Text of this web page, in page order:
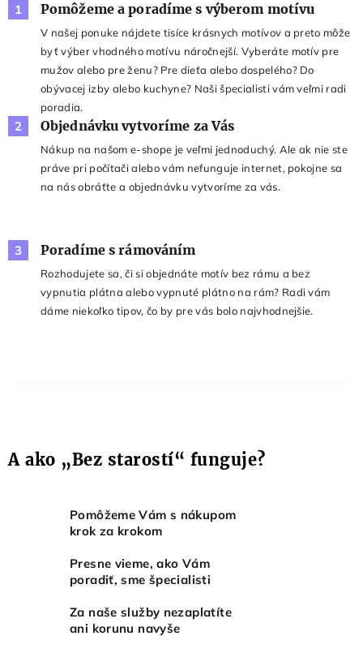
1 Pomôžeme a poradíme s výberom motívu
V našej ponuke nájdete tisíce krásnych motívov a preto môže
byť výber vhodného motívu náročnejší. Vyberáte motív pre
mužov alebo pre ženu? Pre dieťa alebo dospelého? Do
obývacej izby alebo kuchyne? Naši špecialisti vám veľmi radi
poradia.
2 Objednávku vytvoríme za Vás
Nákup na našom e-shope je veľmi jednoduchý. Ale ak nie ste
práve pri počítači alebo vám nefunguje internet, pokojne sa
na nás obráťte a objednávku vytvoríme za vás.
3 Poradíme s rámováním
Rozhodujete sa, či si objednáte motív bez rámu a bez
vypnutia plátna alebo vypnuté plátno na rám? Radi vám
dáme niekoľko tipov, čo by pre vás bolo najvhodnejšie.
A ako „Bez starostí“ funguje?
Pomôžeme Vám s nákupom
krok za krokom
Presne vieme, ako Vám
poradiť, sme špecialisti
Za naše služby nezaplatíte
ani korunu navyše